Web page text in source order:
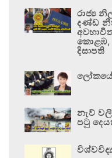
රාජ්‍ය
දණ්ඩ
කොළඹ,
දිසාපති
ලෝකයේ
නැව්
පටු